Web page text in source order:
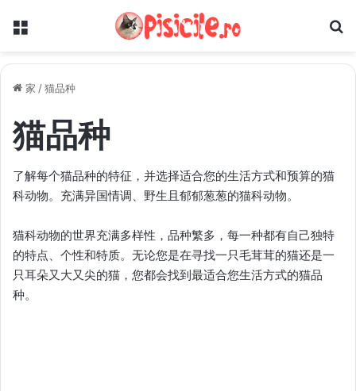
家 /猫品种
猫品种
了解每个猫品种的特征，并选择适合您的生活方式和预算的猫
科动物。充满异国情调、野生且郁郁葱葱的猫科动物。
猫科动物的世界充满多样性，品种繁多，每一种都有自己独特
的特点、个性和特质。无论您是在寻找一只毛茸茸的猫还是一
只耳朵又大又尖的猫，您都会找到最适合您生活方式的猫品
种。